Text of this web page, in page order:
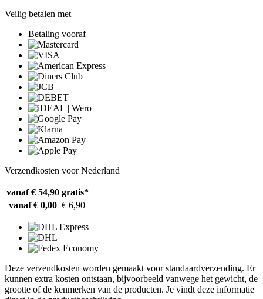
Veilig betalen met
Betaling vooraf
Verzendkosten voor Nederland
vanaf € 54,90 gratis*
vanaf € 0,00 € 6,90
Deze verzendkosten worden gemaakt voor standaardverzending. Er
kunnen extra kosten ontstaan, bijvoorbeeld vanwege het gewicht, de
grootte of de kenmerken van de producten. Je vindt deze informatie